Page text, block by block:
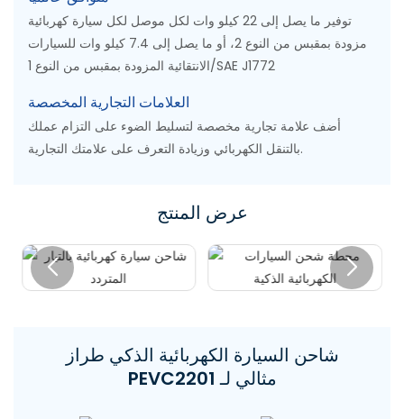
توفير ما يصل إلى 22 كيلو وات لكل موصل لكل سيارة كهربائية
مزودة بمقبس من النوع 2، أو ما يصل إلى 7.4 كيلو وات للسيارات
الانتقائية المزودة بمقبس من النوع 1/SAE J1772
العلامات التجارية المخصصة
أضف علامة تجارية مخصصة لتسليط الضوء على التزام عملك
بالتنقل الكهربائي وزيادة التعرف على علامتك التجارية.
عرض المنتج
شاحن السيارة الكهربائية الذكي طراز
PEVC2201 مثالي لـ